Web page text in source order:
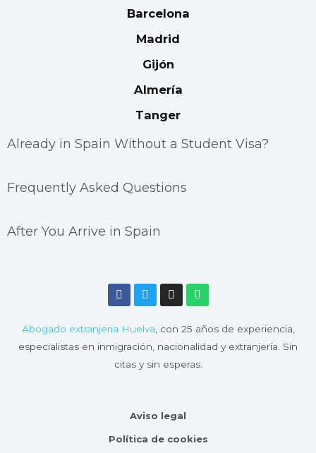
Barcelona
Madrid
Gijón
Almería
Tanger
Already in Spain Without a Student Visa?
Frequently Asked Questions
After You Arrive in Spain
F
a
b
o
o
k
T
w
t
e
I
n
a
g
a
W
h
s
a
p
Abogado extranjeria Huelva, con 25 años de experiencia,
especialistas en inmigración, nacionalidad y extranjería. Sin
citas y sin esperas.
Aviso legal
Política de cookies